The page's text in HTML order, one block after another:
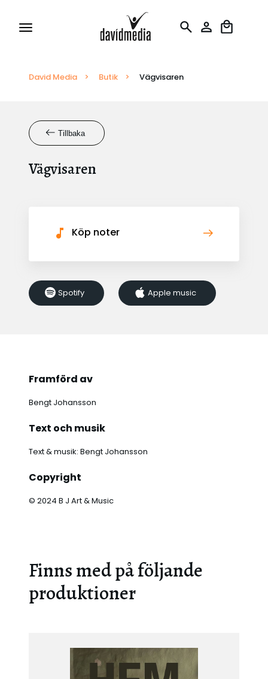
David Media > Butik > Vägvisaren
Tillbaka
Vägvisaren
Köp noter
Spotify Apple music
Framförd av
Bengt Johansson
Text och musik
Text & musik: Bengt Johansson
Copyright
© 2024 B J Art & Music
Finns med på följande
produktioner
Tillstånd och Licenser
Översättningar